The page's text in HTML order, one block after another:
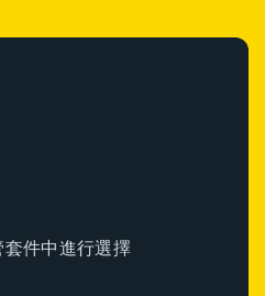
件中進行選擇